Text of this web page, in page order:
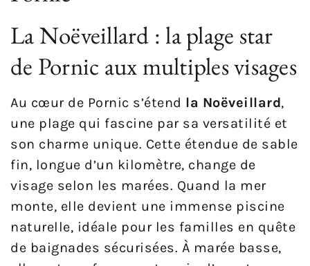
La Noëveillard : la plage star
de Pornic aux multiples visages
Au cœur de Pornic s’étend la Noëveillard,
une plage qui fascine par sa versatilité et
son charme unique. Cette étendue de sable
fin, longue d’un kilomètre, change de
visage selon les marées. Quand la mer
monte, elle devient une immense piscine
naturelle, idéale pour les familles en quête
de baignades sécurisées. À marée basse,